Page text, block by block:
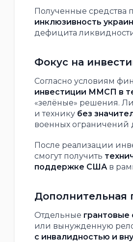
Полученные средства
инклюзивность
дефицита
Фокус на
Согласно условиям
инвестиции ММСП в
«зелёные» решения.
и технику без
военных ограничений
После реализации
смогут получить
поддержке СШАв
Дополнительная
Отдельные грантовые
или вынужденную
с инвалидностью и